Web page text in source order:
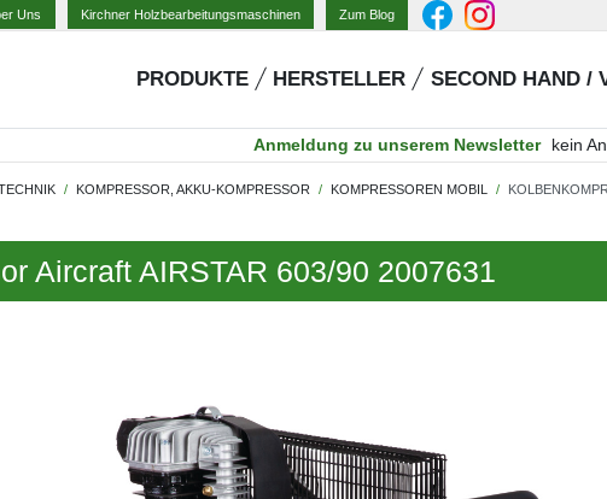
Uns Kirchner Holzbearbeitungsmaschinen Zum Blog
PRODUKTE HERSTELLER SECOND HAND /
Anmeldung zu unserem Newsletter kein
KOMPRESSOR, AKKU-KOMPRESSOR KOMPRESSOREN MOBIL
Aircraft AIRSTAR 603/90 2007631